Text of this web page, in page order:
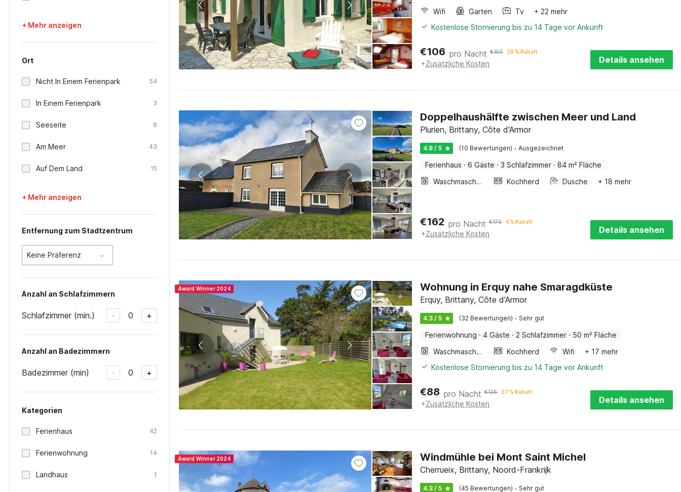
+ Mehr anzeigen
Ort
Nicht In Einem Ferienpark 54
In Einem Ferienpark 3
Seeseite 6
Am Meer 43
Auf Dem Land 15
+ Mehr anzeigen
Entfernung zum Stadtzentrum
Keine Präferenz
Anzahl an Schlafzimmern
Schlafzimmer (min.) - 0 +
Anzahl an Badezimmern
Badezimmer (min) - 0 +
Kategorien
Ferienhaus 42
Ferienwohnung 14
Landhaus 1
Wifi
Garten Tv
+ 22 mehr
Kostenlose Stornierung bis zu 14 Tage vor Ankunft
€106 pro Nacht €150 28 % Rabatt
+Zusätzliche Kosten Details ansehen
Doppelhaushälfte zwischen Meer und Land
Plurien, Brittany, Côte d'Armor
4.8 / 5 (10 Bewertungen) · Ausgezeichnet
Ferienhaus · 6 Gäste · 3 Schlafzimmer · 84 m² Fläche
Waschmaschine
Kochherd Dusche + 18 mehr
€162 pro Nacht €170 4 % Rabatt
+Zusätzliche Kosten Details ansehen
Award Winner 2024 Wohnung in Erquy nahe Smaragdküste
Erquy, Brittany, Côte d'Armor
4.3 / 5 (32 Bewertungen) · Sehr gut
Ferienwohnung · 4 Gäste · 2 Schlafzimmer · 50 m² Fläche
Waschmaschine
Kochherd Wifi
+ 17 mehr
Kostenlose Stornierung bis zu 14 Tage vor Ankunft
€88 pro Nacht €126 27 % Rabatt
+Zusätzliche Kosten Details ansehen
Award Winner 2024 Windmühle bei Mont Saint Michel
Cherrueix, Brittany, Noord-Frankrijk
4.3 / 5 (45 Bewertungen) · Sehr gut